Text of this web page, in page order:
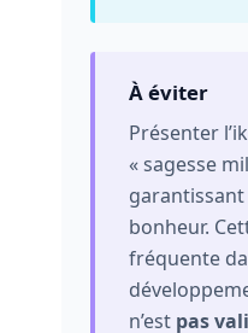
À éviter
Présenter
« sagesse
bonheur.
fréquente
n’est pas